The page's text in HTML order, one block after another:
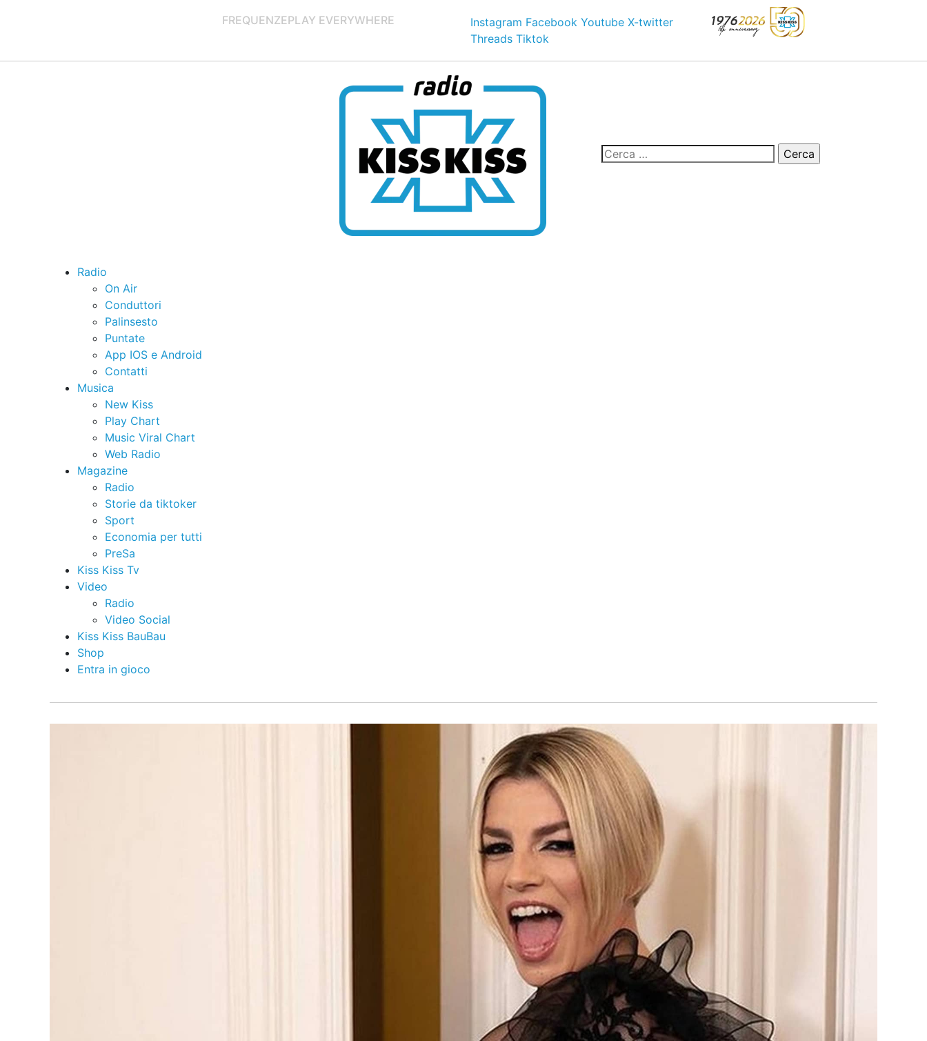
FREQUENZEPLAY EVERYWHERE Instagram Facebook Youtube X-twitter
Threads Tiktok
Radio
On Air
Conduttori
Palinsesto
Puntate
App IOS e Android
Contatti
Musica
New Kiss
Play Chart
Music Viral Chart
Web Radio
Magazine
Radio
Storie da tiktoker
Sport
Economia per tutti
PreSa
Kiss Kiss Tv
Video
Radio
Video Social
Kiss Kiss BauBau
Shop
Entra in gioco